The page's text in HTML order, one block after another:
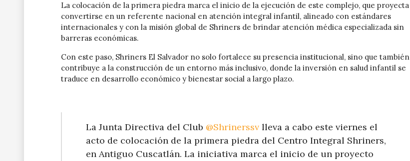
La colocación de la primera piedra marca el inicio de la ejecución de este complejo, que proyecta
convertirse en un referente nacional en atención integral infantil, alineado con estándares
internacionales y con la misión global de Shriners de brindar atención médica especializada sin
barreras económicas.
Con este paso, Shriners El Salvador no solo fortalece su presencia institucional, sino que también
contribuye a la construcción de un entorno más inclusivo, donde la inversión en salud infantil se
traduce en desarrollo económico y bienestar social a largo plazo.
La Junta Directiva del Club @Shrinerssv lleva a cabo este viernes el
acto de colocación de la primera piedra del Centro Integral Shriners,
en Antiguo Cuscatlán. La iniciativa marca el inicio de un proyecto